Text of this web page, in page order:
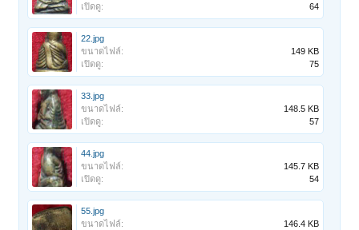
เปิดดู:
64
22.jpg
ขนาดไฟล์:
149 KB
เปิดดู:
75
33.jpg
ขนาดไฟล์:
148.5 KB
เปิดดู:
57
44.jpg
ขนาดไฟล์:
145.7 KB
เปิดดู:
54
55.jpg
ขนาดไฟล์:
146.4 KB